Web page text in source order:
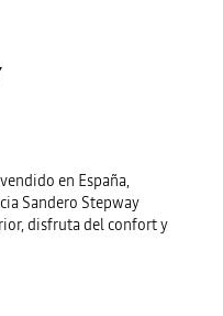
en España,
Sandero Stepway
disfruta del confort y